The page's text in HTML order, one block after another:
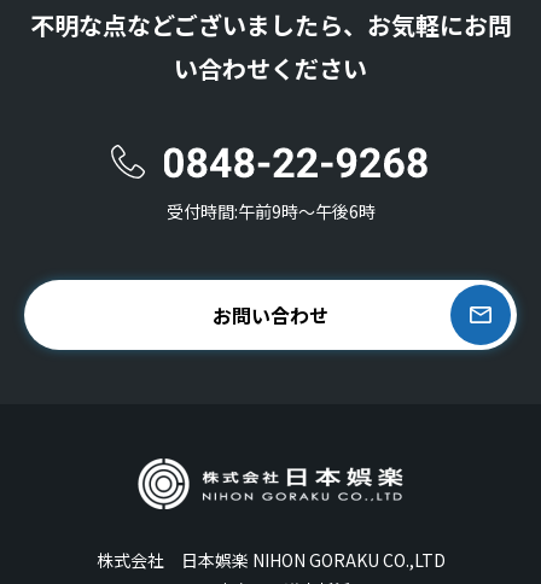
不明な点などございましたら、お気軽にお問
い合わせください
受付時間:午前9時〜午後6時
お問い合わせ
株式会社 日本娯楽 NIHON GORAKU CO.,LTD